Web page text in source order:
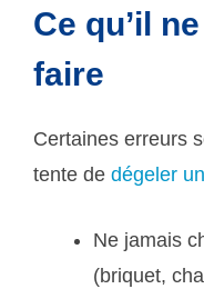
Ce qu’il
faire
Certaines erreurs
tente de dégeler
Ne jamais
(briquet,